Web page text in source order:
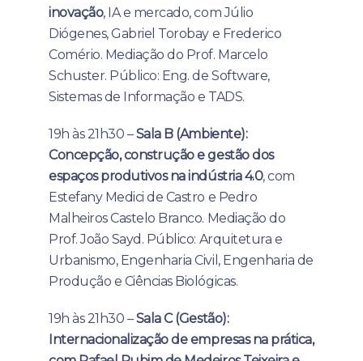
inovação, IA e mercado, com Júlio
Diógenes, Gabriel Torobay e Frederico
Comério. Mediação do Prof. Marcelo
Schuster. Público: Eng. de Software,
Sistemas de Informação e TADS.
19h às 21h30 –Sala B (Ambiente):
Concepção, construção e gestão dos
espaços produtivos na indústria 4.0, com
Estefany Medici de Castro e Pedro
Malheiros Castelo Branco. Mediação do
Prof. João Sayd. Público: Arquitetura e
Urbanismo, Engenharia Civil, Engenharia de
Produção e Ciências Biológicas.
19h às 21h30 –Sala C (Gestão):
Internacionalização de empresas na prática,